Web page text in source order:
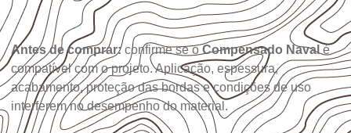
Antes de comprar:confirme se oCompensado Navalé
compatível com o projeto. Aplicação, espessura,
acabamento, proteção das bordas e condições de uso
interferem no desempenho do material.